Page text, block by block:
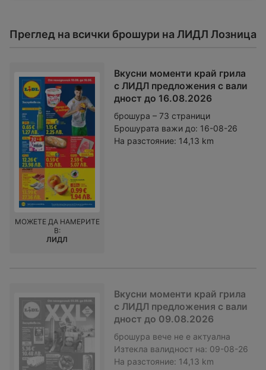
Преглед на всички брошури на ЛИДЛ Лозница
Вкусни моменти край грила
с ЛИДЛ предложения с вали
дност до 16.08.2026
брошура – 73 страници
Брошурата важи до: 16-08-26
На разстояние: 14,13 km
МОЖЕТЕ ДА НАМЕРИТЕ
В:
ЛИДЛ
Вкусни моменти край грила
с ЛИДЛ предложения с вали
дност до 09.08.2026
брошура вече не е актуална
Изтекла валидност на: 09-08-26
На разстояние: 14,13 km